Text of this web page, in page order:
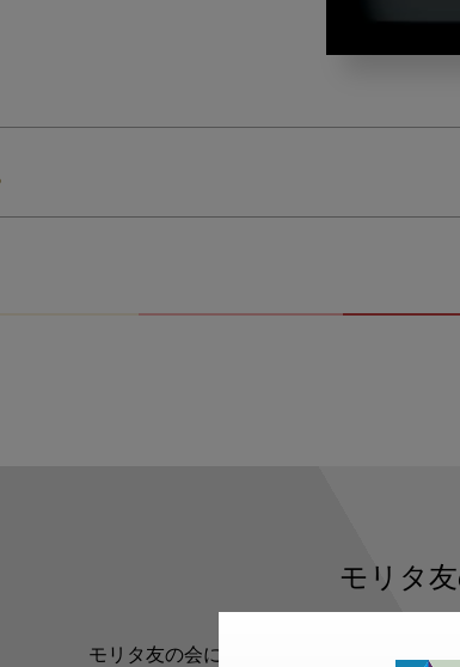
モリタ
モリタ友の会に登録いただくと、デンタ